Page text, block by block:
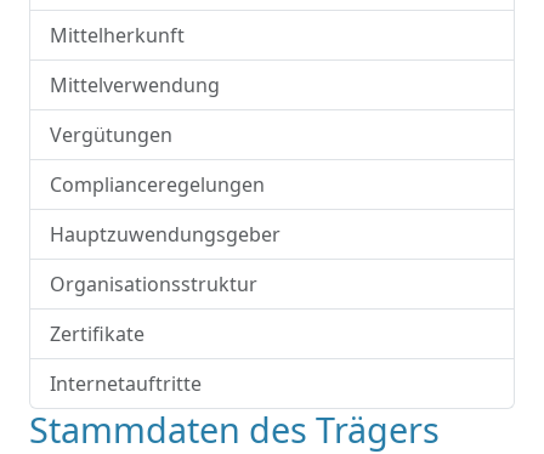
Mittelherkunft
Mittelverwendung
Vergütungen
Complianceregelungen
Hauptzuwendungsgeber
Organisationsstruktur
Zertifikate
Internetauftritte
Stammdaten des Trägers